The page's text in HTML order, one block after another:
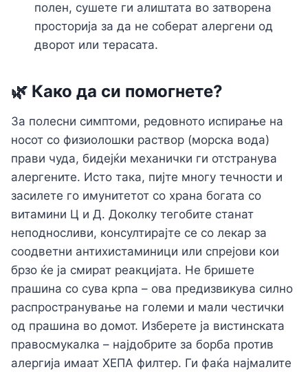
полен, сушете ги алиштата во затворена
просторија за да не соберат алергени од
дворот или терасата.
🌿 Како да си помогнете?
За полесни симптоми, редовното испирање на
носот со физиолошки раствор (морска вода)
прави чуда, бидејќи механички ги отстранува
алергените. Исто така, пијте многу течности и
засилете го имунитетот со храна богата со
витамини Ц и Д. Доколку тегобите станат
неподносливи, консултирајте се со лекар за
соодветни антихистаминици или спрејови кои
брзо ќе ја смират реакцијата. Не бришете
прашина со сува крпа – ова предизвикува силно
распространување на големи и мали честички
од прашина во домот. Изберете ја вистинската
правосмукалка – најдобрите за борба против
алергија имаат ХЕПА филтер. Ги фаќа најмалите